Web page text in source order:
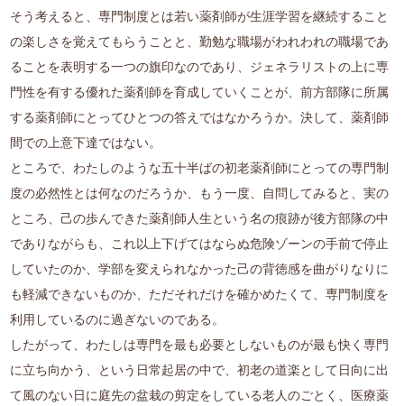
そう考えると、専門制度とは若い薬剤師が生涯学習を継続すること
の楽しさを覚えてもらうことと、勤勉な職場がわれわれの職場であ
ることを表明する一つの旗印なのであり、ジェネラリストの上に専
門性を有する優れた薬剤師を育成していくことが、前方部隊に所属
する薬剤師にとってひとつの答えではなかろうか。決して、薬剤師
間での上意下達ではない。
ところで、わたしのような五十半ばの初老薬剤師にとっての専門制
度の必然性とは何なのだろうか、もう一度、自問してみると、実の
ところ、己の歩んできた薬剤師人生という名の痕跡が後方部隊の中
でありながらも、これ以上下げてはならぬ危険ゾーンの手前で停止
していたのか、学部を変えられなかった己の背徳感を曲がりなりに
も軽減できないものか、ただそれだけを確かめたくて、専門制度を
利用しているのに過ぎないのである。
したがって、わたしは専門を最も必要としないものが最も快く専門
に立ち向かう、という日常起居の中で、初老の道楽として日向に出
て風のない日に庭先の盆栽の剪定をしている老人のごとく、医療薬